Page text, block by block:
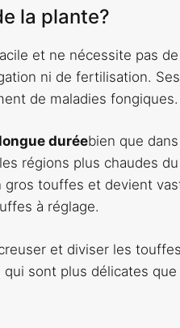
la plante?
et ne nécessite pas
ni de fertilisation.
de maladies fongiques.
duréebien que
régions plus chaudes
gros touffes et devient
à réglage.
et diviser les
sont plus délicates